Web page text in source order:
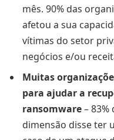
mês. 90% das
afetou a sua
vítimas do setor
negócios e/ou
Muitas
para ajudar a
ransomware–
dimensão disse ter